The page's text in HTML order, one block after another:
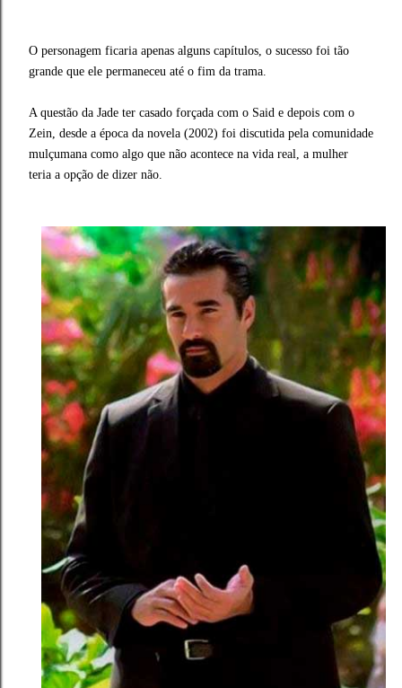
O personagem ficaria apenas alguns capítulos, o sucesso foi tão
grande que ele permaneceu até o fim da trama.
A questão da Jade ter casado forçada com o Said e depois com o
Zein, desde a época da novela (2002) foi discutida pela comunidade
mulçumana como algo que não acontece na vida real, a mulher
teria a opção de dizer não.